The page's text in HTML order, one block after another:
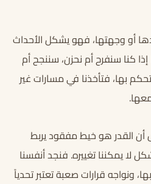
أو وجهتها، فهو يشكل الأحداث
إذا كنا سنفرح أم نحزن، سننجح أم
بها، فتأخذنا في مسارات غير
أن القدر هو خيط مفقود يربط
لا يمكننا تغييره. فنجد أنفسنا
ونواجه قرارات صعبة تعتبر تحدياً